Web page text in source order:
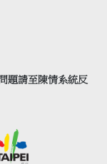
題請至陳情系統反